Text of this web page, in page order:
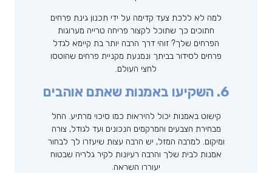
למה לא ללכת צעד קדימה על ידי תכנון גינת פרחים
חתוכים כך שתוכל לקצור פריחה טרייה מערוגות
הפרחים שלך? זוהי דרך הרבה יותר בת קיימא לגדל
פרחים לסידור בביתך ונמנעת מקניית פרחים שהוטסו
לחצי העולם.
6. השקיעו באמנות שאתם אוהבים
קישוט באמנות יכול להיראות כמו סיכוי מרתיע. החל
מבחירת הצבעים והמרקמים הנכונים ועד לגודל, צורה
ומיקום. למרבה המזל, יש הרבה עצות שיעזרו לך לבחור
אמנות לבית שלך והרבה רעיונות לקיר גלריה שבטוח
יעוררו השראה.